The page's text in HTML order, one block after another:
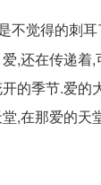
不觉得的刺
,还在传递着
的季节.爱的
堂,在那爱的